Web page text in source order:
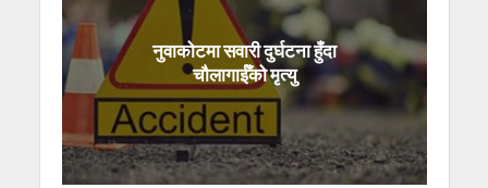
नुवाकोटमा सवारी दुर्घटना हुँदा
चौलागाईँको मृत्यु